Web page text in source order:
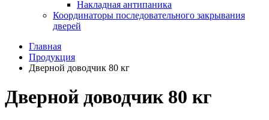
Накладная антипаника
Координаторы последовательного закрывания
дверей
Главная
Продукция
Дверной доводчик 80 кг
Дверной доводчик 80 кг